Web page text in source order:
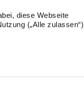
diese Webseite
(„Alle zulassen“)